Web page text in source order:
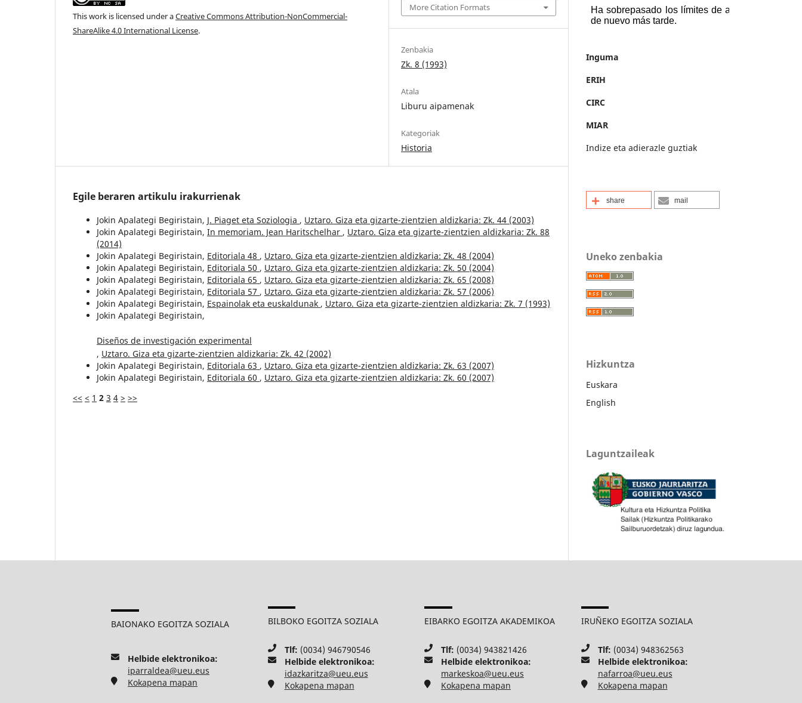
This work is licensed under aCreative Commons Attribution-NonCommercial-
ShareAlike 4.0 International License.
More Citation Formats
Zenbakia
Zk. 8 (1993)
Atala
Liburu aipamenak
Kategoriak
Historia
Egile beraren artikulu irakurrienak
Jokin Apalategi Begiristain, J. Piaget eta Soziologia , Uztaro. Giza eta gizarte-zientzien aldizkaria: Zk. 44 (2003)
Jokin Apalategi Begiristain, In memoriam. Jean Haritschelhar , Uztaro. Giza eta gizarte-zientzien aldizkaria: Zk. 88
(2014)
Jokin Apalategi Begiristain, Editoriala 48 , Uztaro. Giza eta gizarte-zientzien aldizkaria: Zk. 48 (2004)
Jokin Apalategi Begiristain, Editoriala 50 , Uztaro. Giza eta gizarte-zientzien aldizkaria: Zk. 50 (2004)
Jokin Apalategi Begiristain, Editoriala 65 , Uztaro. Giza eta gizarte-zientzien aldizkaria: Zk. 65 (2008)
Jokin Apalategi Begiristain, Editoriala 57 , Uztaro. Giza eta gizarte-zientzien aldizkaria: Zk. 57 (2006)
Jokin Apalategi Begiristain, Espainolak eta euskaldunak , Uztaro. Giza eta gizarte-zientzien aldizkaria: Zk. 7 (1993)
Jokin Apalategi Begiristain,
Diseños de investigación experimental
, Uztaro. Giza eta gizarte-zientzien aldizkaria: Zk. 42 (2002)
Jokin Apalategi Begiristain, Editoriala 63 , Uztaro. Giza eta gizarte-zientzien aldizkaria: Zk. 63 (2007)
Jokin Apalategi Begiristain, Editoriala 60 , Uztaro. Giza eta gizarte-zientzien aldizkaria: Zk. 60 (2007)
<< < 1 2 3 4 > >>
Inguma
ERIH
CIRC
MIAR
Indize eta adierazle guztiak
share mail
Uneko zenbakia
Hizkuntza
Euskara
English
Laguntzaileak
BAIONAKO EGOITZA SOZIALA
Helbide elektronikoa:
iparraldea@ueu.eus
Kokapena mapan
BILBOKO EGOITZA SOZIALA
Tlf: (0034) 946790546
Helbide elektronikoa:
idazkaritza@ueu.eus
Kokapena mapan
EIBARKO EGOITZA AKADEMIKOA
Tlf: (0034) 943821426
Helbide elektronikoa:
markeskoa@ueu.eus
Kokapena mapan
IRUÑEKO EGOITZA SOZIALA
Tlf: (0034) 948362563
Helbide elektronikoa:
nafarroa@ueu.eus
Kokapena mapan